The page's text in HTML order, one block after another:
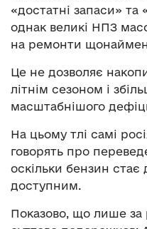
«достатні запаси» та
однак великі НПЗ
на ремонти
Це не дозволяє
літнім сезоном і
масштабнішого
На цьому тлі самі
говорять про
оскільки бензин
доступним.
Показово, що лише за